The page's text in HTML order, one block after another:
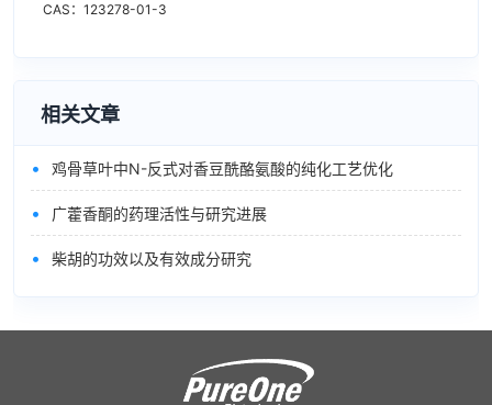
CAS：123278-01-3
相关文章
• 鸡骨草叶中N-反式对香豆酰酪氨酸的纯化工艺优化
• 广藿香酮的药理活性与研究进展
• 柴胡的功效以及有效成分研究